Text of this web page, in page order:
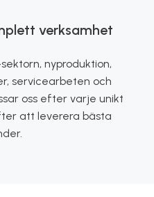
verksamhet
nyproduktion,
servicearbeten och
oss efter varje unikt
att leverera bästa